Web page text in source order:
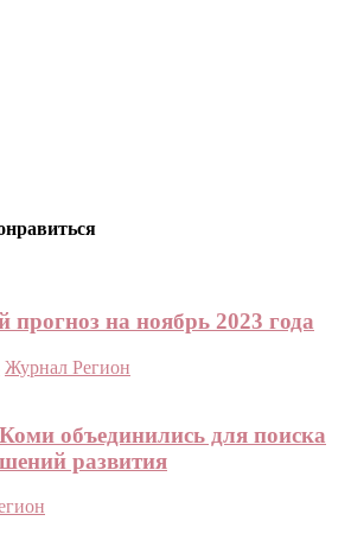
прогноз на ноябрь 2023 года
Журнал Регион
объединились для поиска
развития